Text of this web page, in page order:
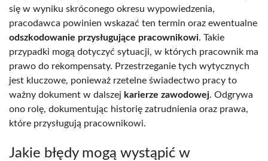
się w wyniku skróconego okresu wypowiedzenia,
pracodawca powinien wskazać ten termin oraz ewentualne
odszkodowanie przysługujące pracownikowi. Takie
przypadki mogą dotyczyć sytuacji, w których pracownik ma
prawo do rekompensaty. Przestrzeganie tych wytycznych
jest kluczowe, ponieważ rzetelne świadectwo pracy to
ważny dokument w dalszej karierze zawodowej. Odgrywa
ono rolę, dokumentując historię zatrudnienia oraz prawa,
które przysługują pracownikowi.
Jakie błędy mogą wystąpić w